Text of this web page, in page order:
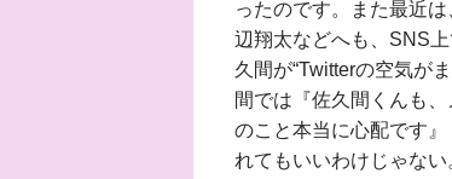
ったのです。また最近
辺翔太などへも、SNS
久間が“Twitterの空気が
間では『佐久間くんも
のこと本当に心配です
れてもいいわけじゃな